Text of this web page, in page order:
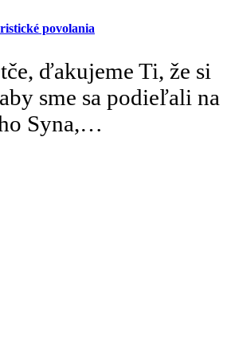
povolania
ďakujeme Ti, že si
sme sa podieľali na
Syna,…